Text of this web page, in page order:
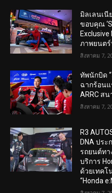
มิลเลนเนี
ขอบคุณ
ภาพยนต
สิงหาคม 7,
ทัพนักบิด
ฉากร้อนแ
ARRC ส
สิงหาคม 7,
R3
DNA ปร
รถยนต์ทา
บริการ
ด้วยเทค
“Honda